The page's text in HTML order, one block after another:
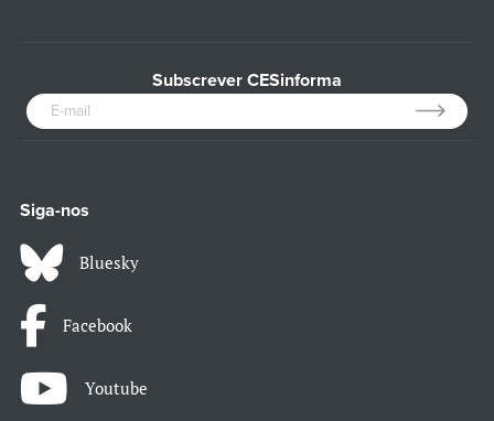
Subscrever CESinforma
Siga-nos
Bluesky
Facebook
Youtube